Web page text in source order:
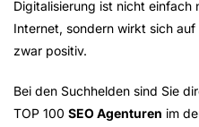
Digitalisierung ist nicht einfach
Internet, sondern wirkt sich
zwar positiv.
Bei den Suchhelden sind Sie
TOP 100 SEO Agenturen im